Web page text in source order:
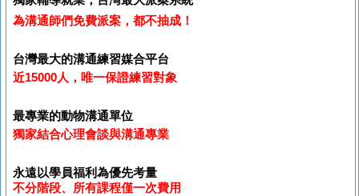
為溝通師們免費派案，都不抽成！
台灣最大的溝通練習媒合平台
近15000人，唯一保證練習對象
最專業的動物溝通單位
獨家結合心理會談與溝通專業
永遠以學員福利為優先考量
不分階段、所有課程僅一次費用